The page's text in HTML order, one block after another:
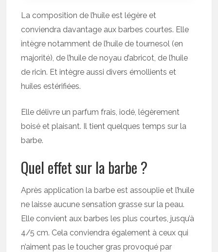
La composition de l’huile est légère et
conviendra davantage aux barbes courtes. Elle
intègre notamment de l’huile de tournesol (en
majorité), de l’huile de noyau d’abricot, de l’huile
de ricin. Et intègre aussi divers émollients et
huiles estérifiées.
Elle délivre un parfum frais, iodé, légèrement
boisé et plaisant. Il tient quelques temps sur la
barbe.
Quel effet sur la barbe ?
Après application la barbe est assouplie et l’huile
ne laisse aucune sensation grasse sur la peau.
Elle convient aux barbes les plus courtes, jusqu’à
4/5 cm. Cela conviendra également à ceux qui
n’aiment pas le toucher gras provoqué par